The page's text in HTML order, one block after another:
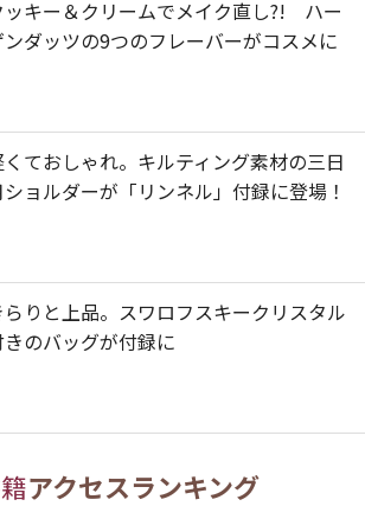
ッキー＆クリームでメイク直し?! ハー
ンダッツの9つのフレーバーがコスメに
くておしゃれ。キルティング素材の三日
ショルダーが「リンネル」付録に登場！
らりと上品。スワロフスキークリスタル
のバッグが付録に
アクセスランキング